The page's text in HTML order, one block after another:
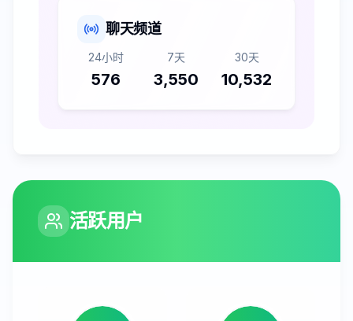
聊天频道
24小时
576
7天
3,550
30天
10,532
活跃用户